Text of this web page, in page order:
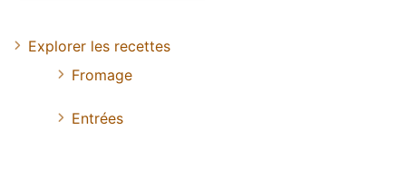
Explorer les recettes
Fromage
Entrées